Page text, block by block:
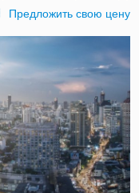
Предложить свою цену